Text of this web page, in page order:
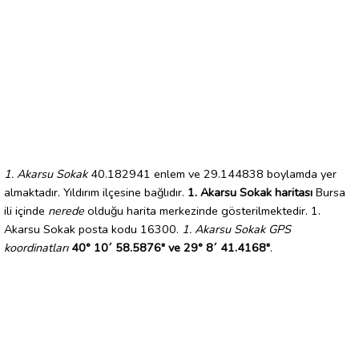
1. Akarsu Sokak40.182941 enlem ve 29.144838 boylamda yer
almaktadır. Yıldırım ilçesine bağlıdır. 1. Akarsu Sokak haritası Bursa
ili içinde nerede olduğu harita merkezinde gösterilmektedir. 1.
Akarsu Sokak posta kodu 16300. 1. Akarsu Sokak GPS
koordinatları 40° 10´ 58.5876" ve 29° 8´ 41.4168".